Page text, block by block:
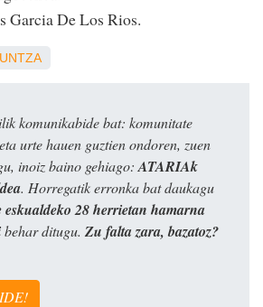
Garcia De Los Rios.
komunikabide bat: komunitate
urte hauen guztien ondoren, zuen
inoiz baino gehiago:ATARIAk
. Horregatik erronka bat daukagu
eskualdeko 28 herrietan hamarna
behar ditugu. Zu falta zara, bazatoz?